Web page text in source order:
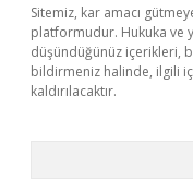
Sitemiz, kar amacı
platformudur. Hukuka ve
düşündüğünüz içerikleri,
bildirmeniz halinde, ilgili
kaldırılacaktır.